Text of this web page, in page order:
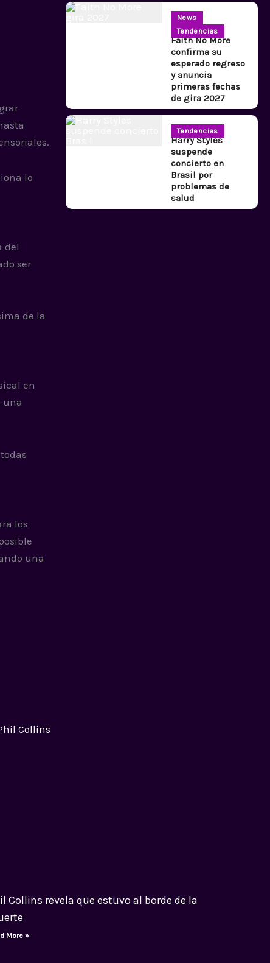
lo
del
ser
de la
en
una
los
una
News
Tendencias
Faith No More
confirma su
esperado regreso
y anuncia
primeras fechas
de gira 2027
Tendencias
Harry Styles
suspende
concierto en
Brasil por
problemas de
salud
Collins revela que estuvo al borde de la
More »